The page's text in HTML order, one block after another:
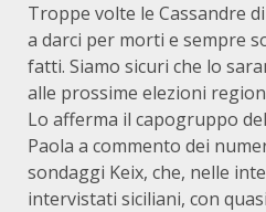
Troppe volte le Cassandre
a darci per morti e sempre
fatti. Siamo sicuri che lo
alle prossime elezioni
Lo afferma il capogruppo
Paola a commento dei
sondaggi Keix, che, nelle
intervistati siciliani, con